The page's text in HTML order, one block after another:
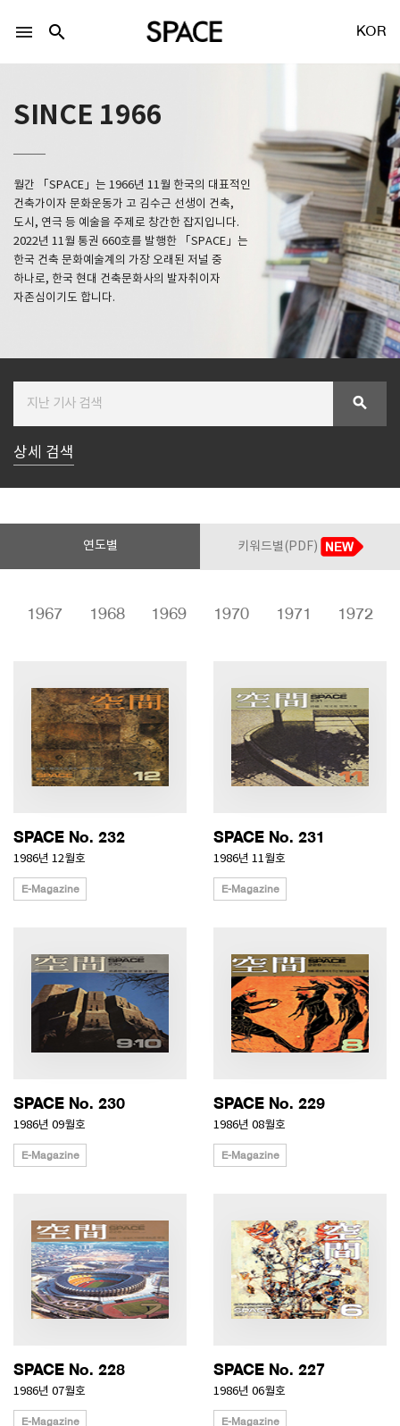
Facebook 로그인
Naver 로그인
SPACE 소개
menu search KOR
SINCE 1966
월간 「SPACE」는 1966년 11월 한국의 대표적인
건축가이자 문화운동가 고 김수근 선생이 건축,
도시, 연극 등 예술을 주제로 창간한 잡지입니다.
2022년 11월 통권 660호를 발행한 「SPACE」는
한국 건축 문화예술계의 가장 오래된 저널 중
하나로, 한국 현대 건축문화사의 발자취이자
자존심이기도 합니다.
search
상세 검색
연도별 키워드별(PDF)
1967 1968 1969 1970 1971 1972
SPACE No. 232
1986년 12월호
E-Magazine
SPACE No. 231
1986년 11월호
E-Magazine
SPACE No. 230
1986년 09월호
E-Magazine
SPACE No. 229
1986년 08월호
E-Magazine
SPACE No. 228
1986년 07월호
E-Magazine
SPACE No. 227
1986년 06월호
E-Magazine